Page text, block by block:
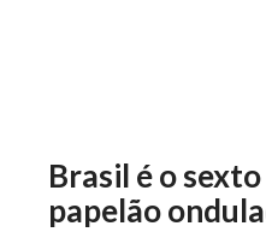
Brasil é o
papelão